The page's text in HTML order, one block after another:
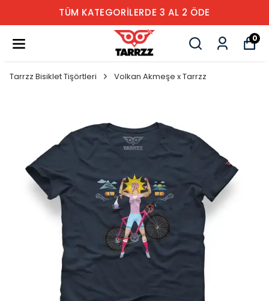
TÜM KATEGORİLERDE 3 AL 2 ÖDE
0
Tarrzz Bisiklet Tişörtleri Volkan Akmeşe x Tarrzz